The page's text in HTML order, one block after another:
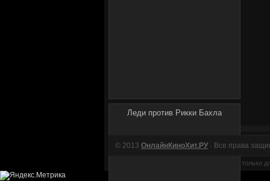
Леди против Рикки Бахла
© 2013 ОнлайнКиноХит.РУ· Все права
Материалы на этом сайте предназначены только